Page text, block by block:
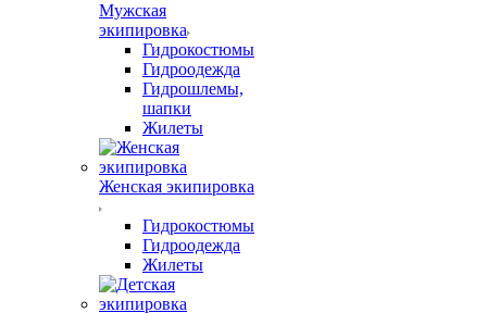
Мужская
экипировка
Гидрокостюмы
Гидроодежда
Гидрошлемы,
шапки
Жилеты
Женская экипировка
Гидрокостюмы
Гидроодежда
Жилеты